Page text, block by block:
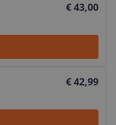
€ 43,00
€ 42,99